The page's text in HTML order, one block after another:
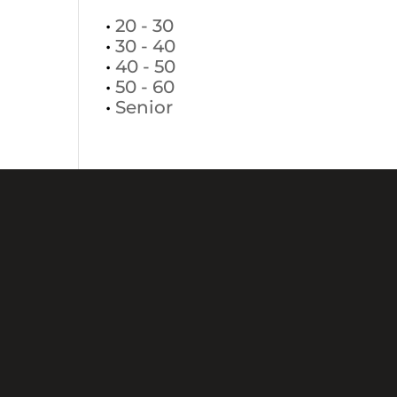
•20 - 30
•30 - 40
•40 - 50
•50 - 60
• Senior